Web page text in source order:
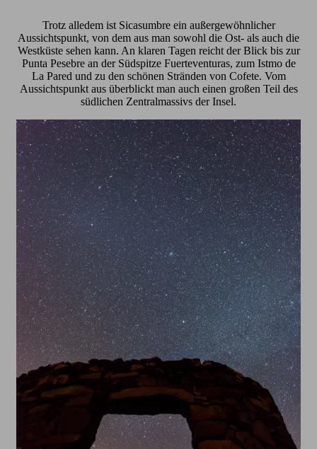
Trotz alledem ist Sicasumbre ein außergewöhnlicher
Aussichtspunkt, von dem aus man sowohl die Ost- als auch die
Westküste sehen kann. An klaren Tagen reicht der Blick bis zur
Punta Pesebre an der Südspitze Fuerteventuras, zum Istmo de
La Pared und zu den schönen Stränden von Cofete. Vom
Aussichtspunkt aus überblickt man auch einen großen Teil des
südlichen Zentralmassivs der Insel.